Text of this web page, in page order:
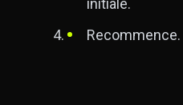
initiale.
Recommence.